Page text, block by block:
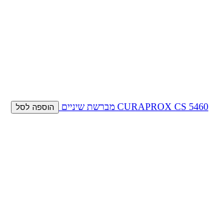
CURAPROX CS 5460 מברשת שיניים הוספה לסל